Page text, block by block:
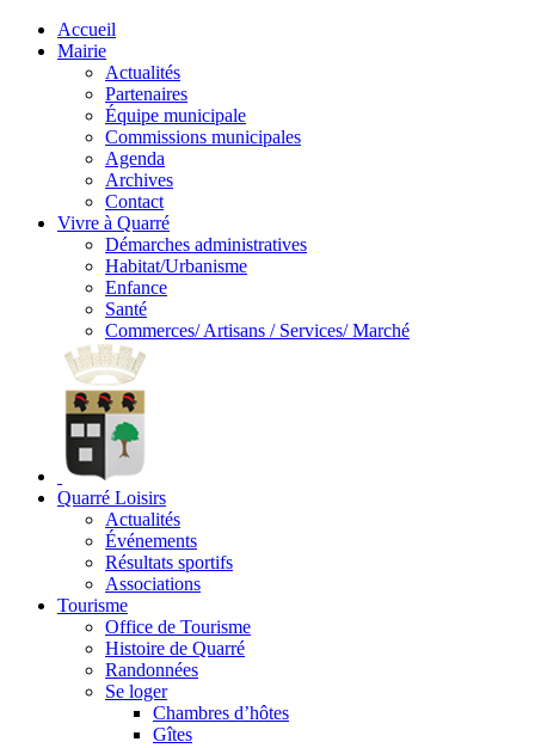
Accueil
Mairie
Actualités
Partenaires
Équipe municipale
Commissions municipales
Agenda
Archives
Contact
Vivre à Quarré
Démarches administratives
Habitat/Urbanisme
Enfance
Santé
Commerces/ Artisans / Services/ Marché
Quarré Loisirs
Actualités
Événements
Résultats sportifs
Associations
Tourisme
Office de Tourisme
Histoire de Quarré
Randonnées
Se loger
Chambres d’hôtes
Gîtes